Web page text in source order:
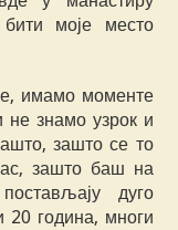
моје место
имамо моменте
знамо узрок и
зашто се то
зашто баш на
дуго
20 година, многи